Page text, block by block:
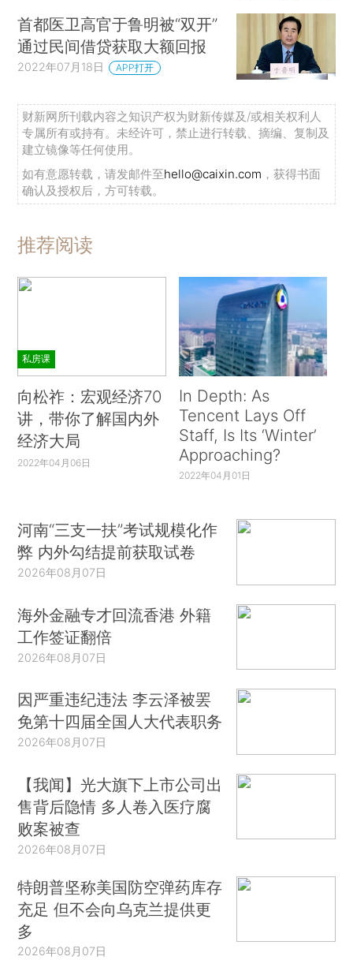
首都医卫高官于鲁明被“双开”
通过民间借贷获取大额回报
2022年07月18日 APP打开
财新网所刊载内容之知识产权为财新传媒及/或相关权利人
专属所有或持有。未经许可，禁止进行转载、摘编、复制及
建立镜像等任何使用。
如有意愿转载，请发邮件至hello@caixin.com ，获得书面
确认及授权后，方可转载。
推荐阅读
私房课
向松祚：宏观经济70
讲，带你了解国内外
经济大局
2022年04月06日
In Depth: As
Tencent Lays Off
Staff, Is Its ‘Winter’
Approaching?
2022年04月01日
河南“三支一扶”考试规模化作
弊 内外勾结提前获取试卷
2026年08月07日
海外金融专才回流香港 外籍
工作签证翻倍
2026年08月07日
因严重违纪违法 李云泽被罢
免第十四届全国人大代表职务
2026年08月07日
【我闻】光大旗下上市公司出
售背后隐情 多人卷入医疗腐
败案被查
2026年08月07日
特朗普坚称美国防空弹药库存
充足 但不会向乌克兰提供更
多
2026年08月07日